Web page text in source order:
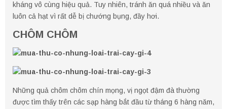
kháng vô cùng hiệu quả. Tuy nhiên, tránh ăn quá nhiều và ăn
luôn cả hạt vì rất dễ bị chướng bụng, đầy hơi.
CHÔM CHÔM
Những quả chôm chôm chín mọng, vị ngọt đậm đà thường
được tìm thấy trên các sạp hàng bắt đầu từ tháng 6 hàng năm,